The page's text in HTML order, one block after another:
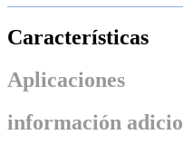
Características
Aplicaciones
información